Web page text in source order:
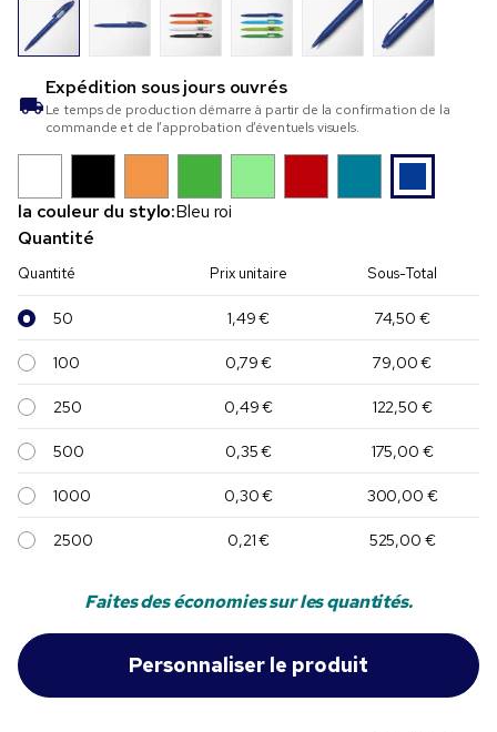
Expédition sousjours ouvrés
Le temps de production démarre à partir de la confirmation de la
commande et de l’approbation d’éventuels visuels.
la couleur du stylo:Bleu roi
Quantité
Quantité Prix unitaire Sous-Total
50 1,49 € 74,50 €
100 0,79 € 79,00 €
250 0,49 € 122,50 €
500 0,35 € 175,00 €
1000 0,30 € 300,00 €
2500 0,21 € 525,00 €
Faites des économies sur les quantités.